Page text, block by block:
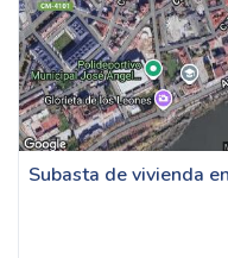
Subasta de vivienda